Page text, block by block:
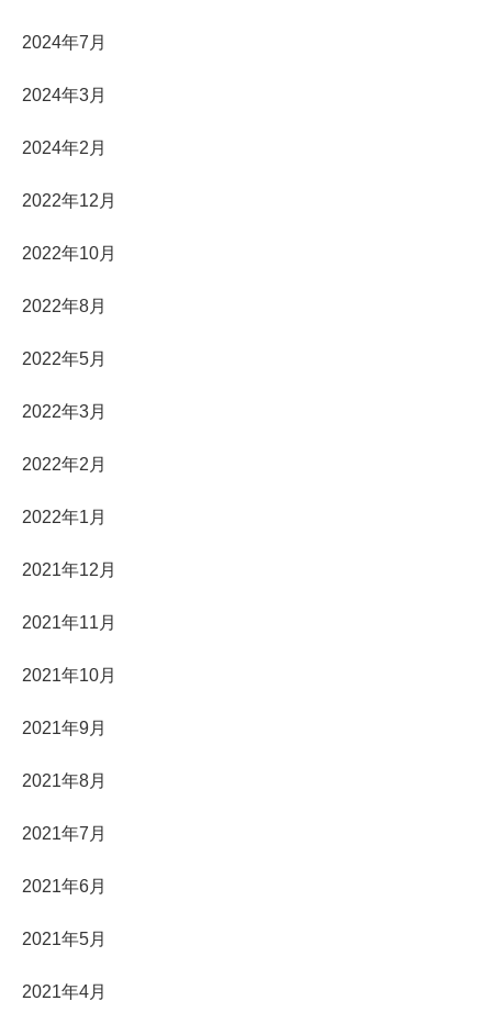
2024年7月
2024年3月
2024年2月
2022年12月
2022年10月
2022年8月
2022年5月
2022年3月
2022年2月
2022年1月
2021年12月
2021年11月
2021年10月
2021年9月
2021年8月
2021年7月
2021年6月
2021年5月
2021年4月